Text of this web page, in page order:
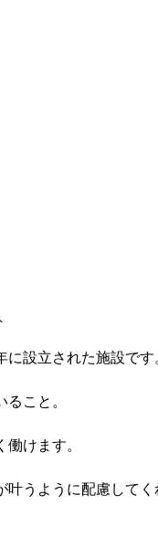
設立された施設です
こと。
けます。
うように配慮してく